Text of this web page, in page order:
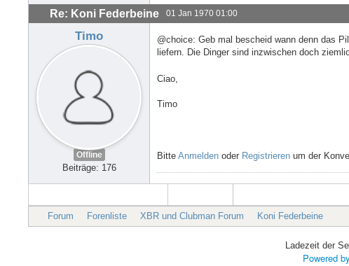
Re: Koni Federbeine 01 Jan 1970 01:00
Timo
Offline
Beiträge: 176
@choice: Geb mal bescheid wann denn das
liefern. Die Dinger sind inzwischen doch
Ciao,
Timo
Bitte Anmelden oder Registrieren um der
Forum Forenliste XBR und Clubman Forum Koni Federbeine
Ladezeit der
Powered by